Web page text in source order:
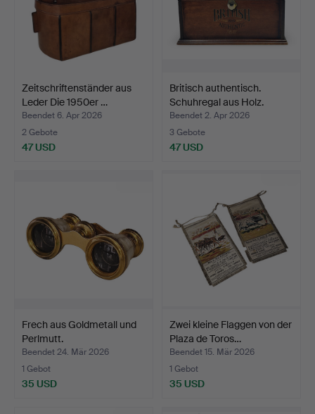
Zeitschriftenständer aus
Leder Die 1950er …
Beendet 6. Apr 2026
2 Gebote
47 USD
Britisch authentisch.
Schuhregal aus Holz.
Beendet 2. Apr 2026
3 Gebote
47 USD
Frech aus Goldmetall und
Perlmutt.
Beendet 24. Mär 2026
1 Gebot
35 USD
Zwei kleine Flaggen von der
Plaza de Toros…
Beendet 15. Mär 2026
1 Gebot
35 USD